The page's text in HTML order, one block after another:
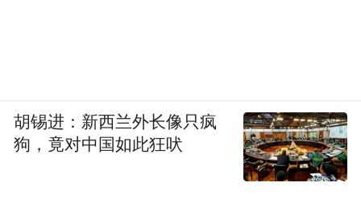
胡锡进：新西兰外长像只疯
狗，竟对中国如此狂吠